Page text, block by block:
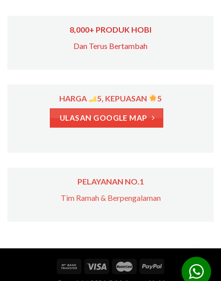
8,000+ PRODUK HOBI
Dan Terus Bertambah
HARGA 5, KEPUASAN 5
ULASAN GOOGLE MAP
PELAYANAN NO.1
Tim Ramah & Berpengalaman